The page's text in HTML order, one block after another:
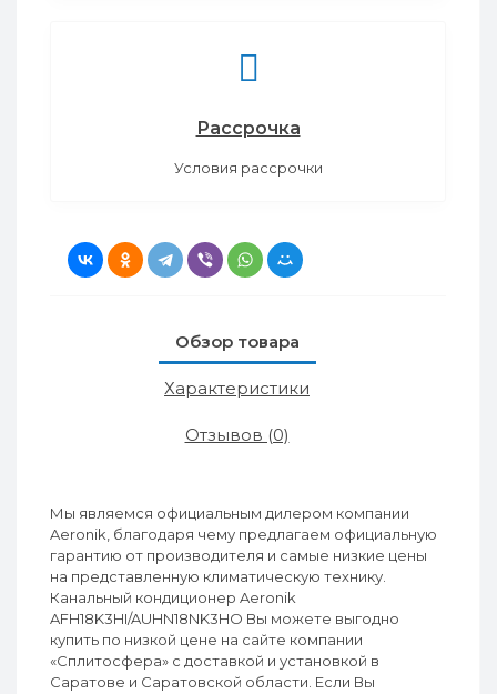
Рассрочка
Условия рассрочки
Обзор товара
Характеристики
Отзывов (0)
Мы являемся официальным дилером компании
Aeronik, благодаря чему предлагаем официальную
гарантию от производителя и самые низкие цены
на представленную климатическую технику.
Канальный кондиционер Aeronik
AFH18K3HI/AUHN18NK3HO Вы можете выгодно
купить по низкой цене на сайте компании
«Сплитосфера» с доставкой и установкой в
Саратове и Саратовской области. Если Вы